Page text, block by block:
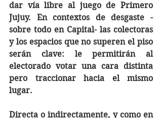
dar vía libre al juego de Primero
Jujuy. En contextos de desgaste -
sobre todo en Capital- las colectoras
y los espacios que no superen el piso
serán clave: le permitirán al
electorado votar una cara distinta
pero traccionar hacia el mismo
lugar.
Directa o indirectamente, y como en